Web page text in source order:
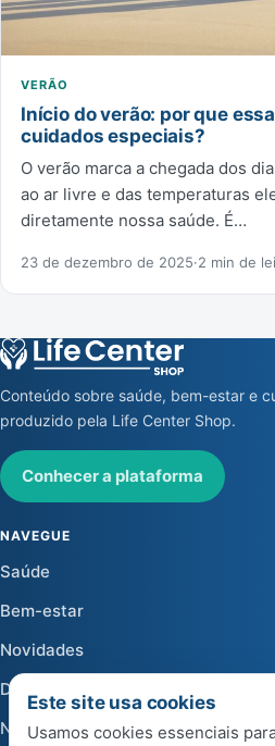
VERÃO
Início do verão: por que
cuidados especiais?
O verão marca a chegada dos
ao ar livre e das temperaturas
diretamente nossa saúde. É…
23 de dezembro de 2025·2 min de
Conteúdo sobre saúde, bem-estar e
produzido pela Life Center Shop.
Conhecer a plataforma
NAVEGUE
Saúde
Bem-estar
Novidades
Dicas
Notícias
Este site usa cookies
Usamos cookies essenciais